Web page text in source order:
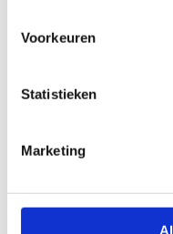
Voorkeuren
Statistieken
MarketingDiscgolf